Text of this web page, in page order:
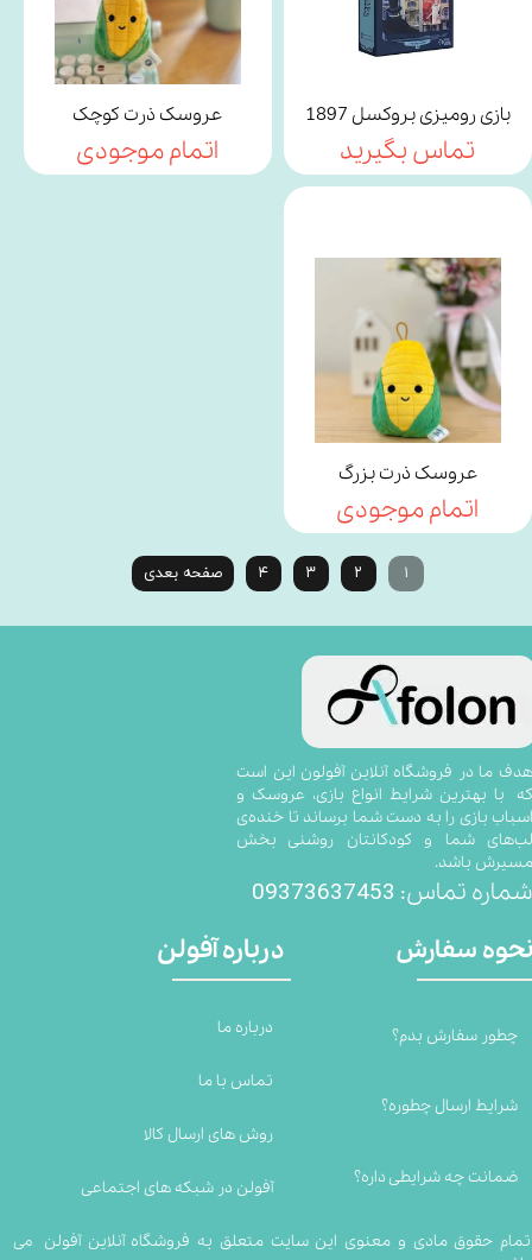
بازی رومیزی بروکسل 1897
تماس بگیرید
عروسک ذرت کوچک
اتمام موجودی
عروسک ذرت بزرگ
اتمام موجودی
۱ ۲ ۳ ۴ صفحه بعدی
ما در فروشگاه آنلاین آفولون این است
با بهترین شرایط انواع بازی، عروسک و
بازی را به دست شما برساند تا خنده‌ی
شما و کودکانتان روشنی بخش
باشد.
تماس: 09373637453
سفارش
چطور سفارش بدم؟
شرایط ارسال چطوره؟
ضمانت چه شرایطی داره؟
تمام حقوق مادی و معنوی این سایت متعلق به فروشگاه آنلاین آفولن می
درباره آفولن
درباره ما
تماس با ما
روش های ارسال کالا
آفولن در شبکه های اجتماعی